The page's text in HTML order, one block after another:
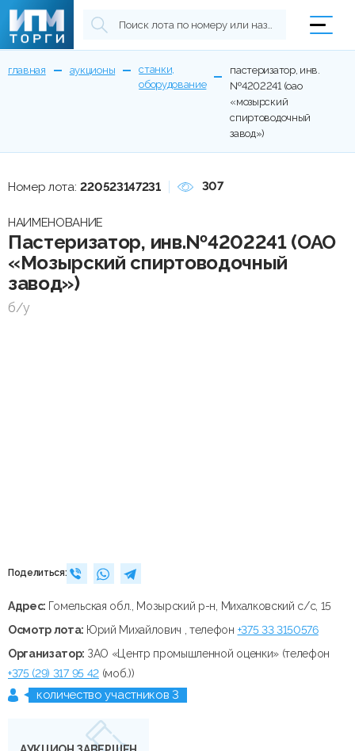
главная аукционы
станки,
оборудование
пастеризатор, инв.
№4202241 (оао
«мозырский
спиртоводочный
завод»)
Поделиться:
Номер лота: 220523147231 307
НАИМЕНОВАНИЕ
Пастеризатор, инв.№4202241 (ОАО
«Мозырский спиртоводочный
завод»)
б/у
Адрес: Гомельская обл., Мозырский р-н, Михалковский с/с, 15
Осмотр лота: Юрий Михайлович , телефон +375 33 3150576
Организатор: ЗАО «Центр промышленной оценки» (телефон
+375 (29) 317 95 42(моб.))
количество участников 3